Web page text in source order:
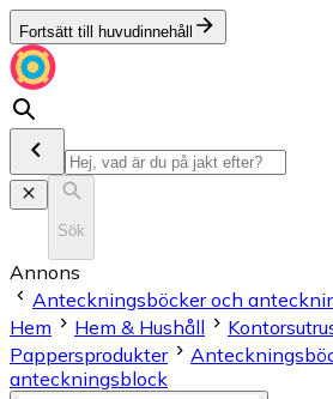
Fortsätt till huvudinnehåll
Sök
Annons
Anteckningsböcker och
Hem
Hem & Hushåll
Pappersprodukter
anteckningsblock